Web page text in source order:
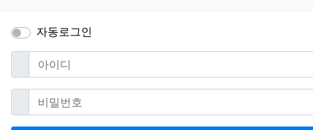
자동로그인
아이디필수
비밀번호필수